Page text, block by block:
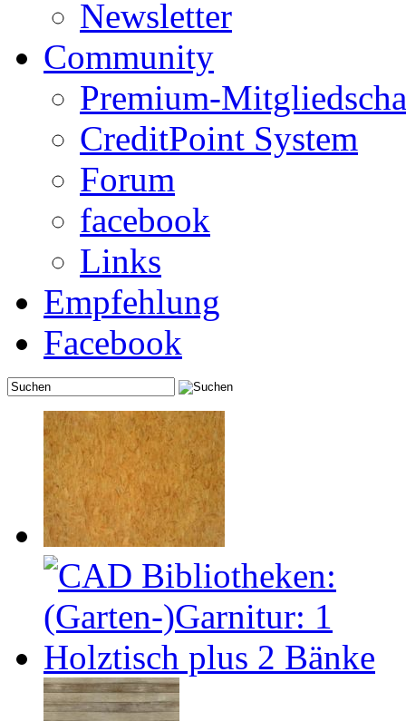
Newsletter
Community
Premium-
CreditPoint System
Forum
facebook
Links
Empfehlung
Facebook